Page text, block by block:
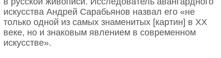
искусства Андрей Сарабьянов назвал его «не
только одной из самых знаменитых [картин] в ХХ
веке, но и знаковым явлением в современном
искусстве».